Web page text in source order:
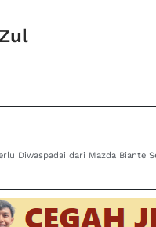
Diwaspadai dari Mazda Biante